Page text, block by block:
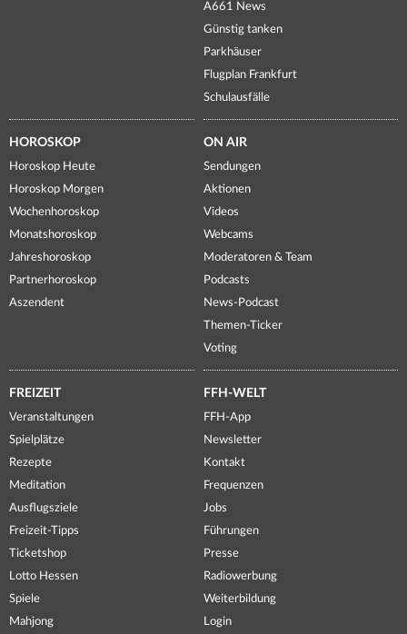
A661 News
Günstig tanken
Parkhäuser
Flugplan Frankfurt
Schulausfälle
HOROSKOP
Horoskop Heute
Horoskop Morgen
Wochenhoroskop
Monatshoroskop
Jahreshoroskop
Partnerhoroskop
Aszendent
ON AIR
Sendungen
Aktionen
Videos
Webcams
Moderatoren & Team
Podcasts
News-Podcast
Themen-Ticker
Voting
FREIZEIT
Veranstaltungen
Spielplätze
Rezepte
Meditation
Ausflugsziele
Freizeit-Tipps
Ticketshop
Lotto Hessen
Spiele
Mahjong
FFH-WELT
FFH-App
Newsletter
Kontakt
Frequenzen
Jobs
Führungen
Presse
Radiowerbung
Weiterbildung
Login